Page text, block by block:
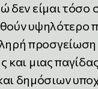
δεν είμαι
προσγείωση
και μιας
δημόσιων